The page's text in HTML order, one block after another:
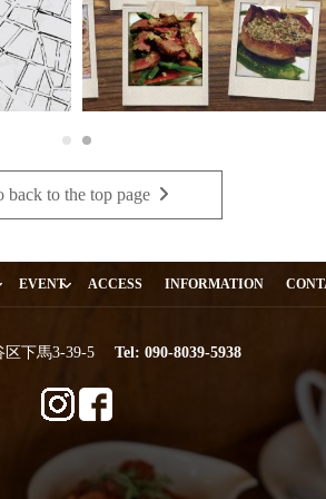
back to the top page
EVENT ACCESS INFORMATION
区下馬3-39-5 Tel: 090-8039-5938